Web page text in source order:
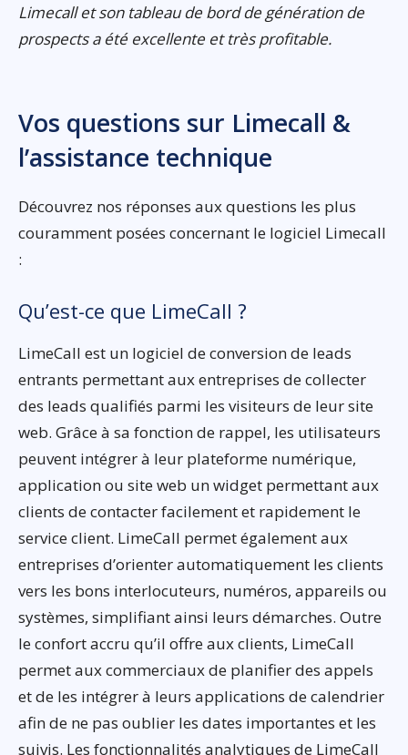
Limecall et son tableau de bord de génération de
prospects a été excellente et très profitable.
Vos questions sur Limecall &
l’assistance technique
Découvrez nos réponses aux questions les plus
couramment posées concernant le logiciel Limecall
:
Qu’est-ce que LimeCall ?
LimeCall est un logiciel de conversion de leads
entrants permettant aux entreprises de collecter
des leads qualifiés parmi les visiteurs de leur site
web. Grâce à sa fonction de rappel, les utilisateurs
peuvent intégrer à leur plateforme numérique,
application ou site web un widget permettant aux
clients de contacter facilement et rapidement le
service client. LimeCall permet également aux
entreprises d’orienter automatiquement les clients
vers les bons interlocuteurs, numéros, appareils ou
systèmes, simplifiant ainsi leurs démarches. Outre
le confort accru qu’il offre aux clients, LimeCall
permet aux commerciaux de planifier des appels
et de les intégrer à leurs applications de calendrier
afin de ne pas oublier les dates importantes et les
suivis. Les fonctionnalités analytiques de LimeCall